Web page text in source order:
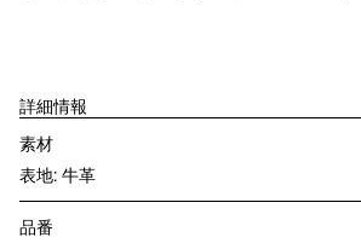
詳細情報
素材
表地: 牛革
品番